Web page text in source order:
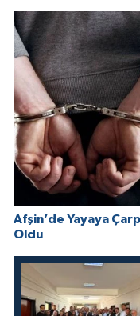
Afşin’de Yayaya
Oldu